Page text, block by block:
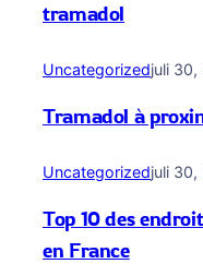
tramadol
Uncategorizedjuli 30,
Tramadol à
Uncategorizedjuli 30,
Top 10 des
en France